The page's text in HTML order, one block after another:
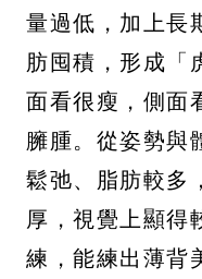
量過低，加上長
肪囤積，形成「
面看很瘦，側面
臃腫。從姿勢與
鬆弛、脂肪較多
厚，視覺上顯得
練，能練出薄背